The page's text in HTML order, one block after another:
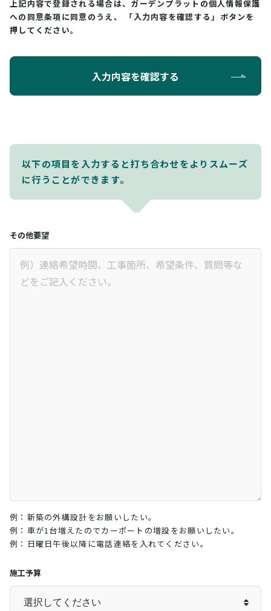
上記内容で登録される場合は、ガーデンプラットの個人情報保護
への同意条項に同意のうえ、
「入力内容を確認する」ボタンを
押してください。
入力内容を確認する
以下の項目を入力すると打ち合わせをよりスムーズ
に行うことができます。
その他要望
例：新築の外構設計をお願いしたい。
例：車が1台増えたのでカーポートの増設をお願いしたい。
例：日曜日午後以降に電話連絡を入れてください。
施工予算